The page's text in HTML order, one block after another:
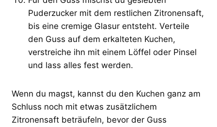
Puderzucker mit dem restlichen Zitronensaft,
bis eine cremige Glasur entsteht. Verteile
den Guss auf dem erkalteten Kuchen,
verstreiche ihn mit einem Löffel oder Pinsel
und lass alles fest werden.
Wenn du magst, kannst du den Kuchen ganz am
Schluss noch mit etwas zusätzlichem
Zitronensaft beträufeln, bevor der Guss